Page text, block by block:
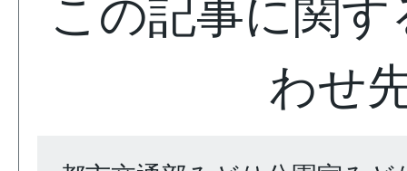
この記事に関
わせ